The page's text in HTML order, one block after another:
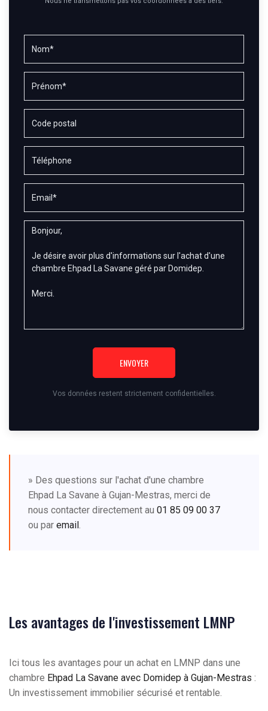
ENVOYER
Vos données restent strictement confidentielles.
» Des questions sur l'achat d'une chambre
Ehpad La Savane à Gujan-Mestras, merci de
nous contacter directement au 01 85 09 00 37
ou par email.
Les avantages de l'investissement LMNP
Ici tous les avantages pour un achat en LMNP dans une
chambre Ehpad La Savane avec Domidep à Gujan-Mestras :
Un investissement immobilier sécurisé et rentable.